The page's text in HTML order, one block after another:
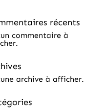
récents
commentaire à
archive à afficher.